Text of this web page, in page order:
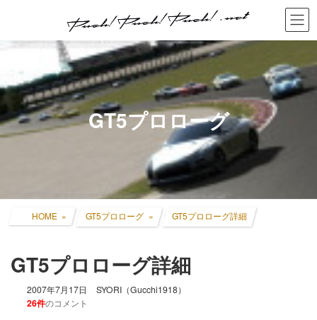
ス
キ
ッ
プ
ン
に
移
動
GT5プロローグ
HOME GT5プロローグ GT5プロローグ詳細
GT5プロローグ詳細
2007年7月17日 SYORI（Gucchi1918）
26件のコメント